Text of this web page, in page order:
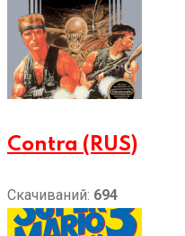
Contra (RUS)
Скачиваний: 694